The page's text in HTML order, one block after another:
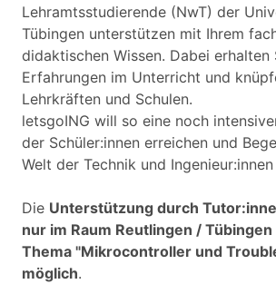
Lehramtsstudierende (NwT) der
Tübingen unterstützen mit Ihrem
didaktischen Wissen. Dabei erhalten
Erfahrungen im Unterricht und
Lehrkräften und Schulen.
letsgoING will so eine noch
der Schüler:innen erreichen und
Welt der Technik und
Die Unterstützung durch
nur im Raum Reutlingen /
Thema "Mikrocontroller und
möglich.